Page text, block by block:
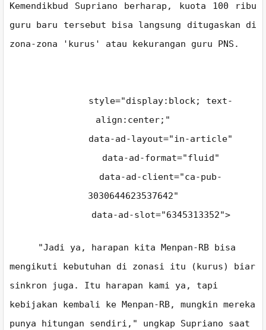
Kemendikbud Supriano berharap, kuota 100 ribu
guru baru tersebut bisa langsung ditugaskan di
zona-zona 'kurus' atau kekurangan guru PNS.
style="display:block; text-
align:center;"
data-ad-layout="in-article"
data-ad-format="fluid"
data-ad-client="ca-pub-
3030644623537642"
data-ad-slot="6345313352">
"Jadi ya, harapan kita Menpan-RB bisa
mengikuti kebutuhan di zonasi itu (kurus) biar
sinkron juga. Itu harapan kami ya, tapi
kebijakan kembali ke Menpan-RB, mungkin mereka
punya hitungan sendiri," ungkap Supriano saat